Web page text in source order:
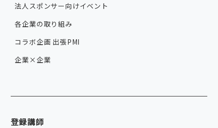
法人スポンサー向けイベント
各企業の取り組み
コラボ企画 出張PMI
企業×企業
登録講師